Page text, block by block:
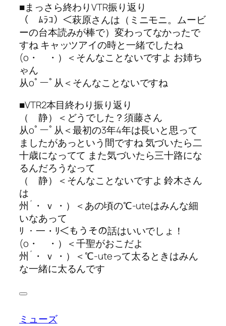
■まっさら終わりVTR振り返り
（ ﾑﾗｺ）＜萩原さんは（ミニモニ。ムービ
ーの台本読みが棒で）変わってなかったで
すね キャッツアイの時と一緒でしたね
(o・ ・）＜そんなことないですよ お姉ち
ゃん
从oﾟーﾟ从＜そんなことないですね
■VTR2本目終わり振り返り
（ 静）＜どうでした？須藤さん
从oﾟーﾟ从＜最初の3年4年は長いと思って
ましたがあっという間ですね 気づいたら二
十歳になってて また気づいたら三十路にな
るんだろうなって
（ 静）＜そんなことないですよ 鈴木さん
は
州´・ ｖ ・）＜あの頃の℃-uteはみんな細
いなあって
ﾘ ・一・ﾘ＜もうその話はいいでしょ！
(o・ ・）＜千聖がおこだよ
州´・ ｖ ・）＜℃-uteって太るときはみん
な一緒に太るんです
ミューズ